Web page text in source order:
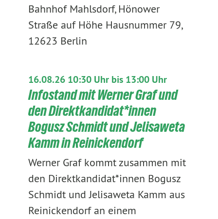
Bahnhof Mahlsdorf, Hönower
Straße auf Höhe Hausnummer 79,
12623 Berlin
16.08.26 10:30 Uhr bis 13:00 Uhr
Infostand mit Werner Graf und
den Direktkandidat*innen
Bogusz Schmidt und Jelisaweta
Kamm in Reinickendorf
Werner Graf kommt zusammen mit
den Direktkandidat*innen Bogusz
Schmidt und Jelisaweta Kamm aus
Reinickendorf an einem